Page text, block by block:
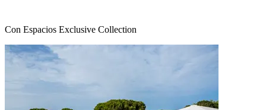
Con Espacios Exclusive Collection